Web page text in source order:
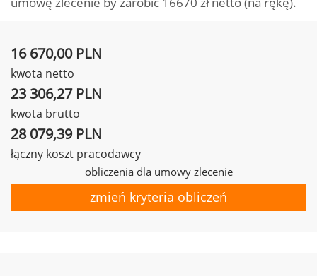
16 670,00 PLN
kwota netto
23 306,27 PLN
kwota brutto
28 079,39 PLN
łączny koszt pracodawcy
obliczenia dla umowy zlecenie
zmień kryteria obliczeń